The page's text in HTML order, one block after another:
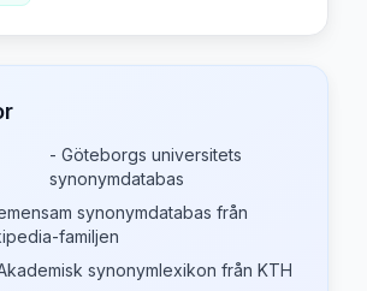
- Göteborgs universitets
synonymdatabas
synonymdatabas från
familjen
synonymlexikon från KTH